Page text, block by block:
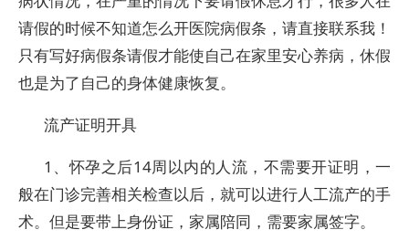
请假的时候不知道怎么开医院病假条，请直接联系我！
只有写好病假条请假才能使自己在家里安心养病，休假
也是为了自己的身体健康恢复。
流产证明开具
1、怀孕之后14周以内的人流，不需要开证明，一
般在门诊完善相关检查以后，就可以进行人工流产的手
术。但是要带上身份证，家属陪同，需要家属签字。